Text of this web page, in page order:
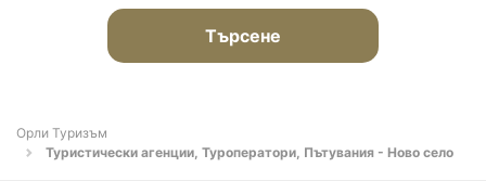
Търсене
Орли Туризъм
Туристически агенции, Туроператори, Пътувания - Ново село